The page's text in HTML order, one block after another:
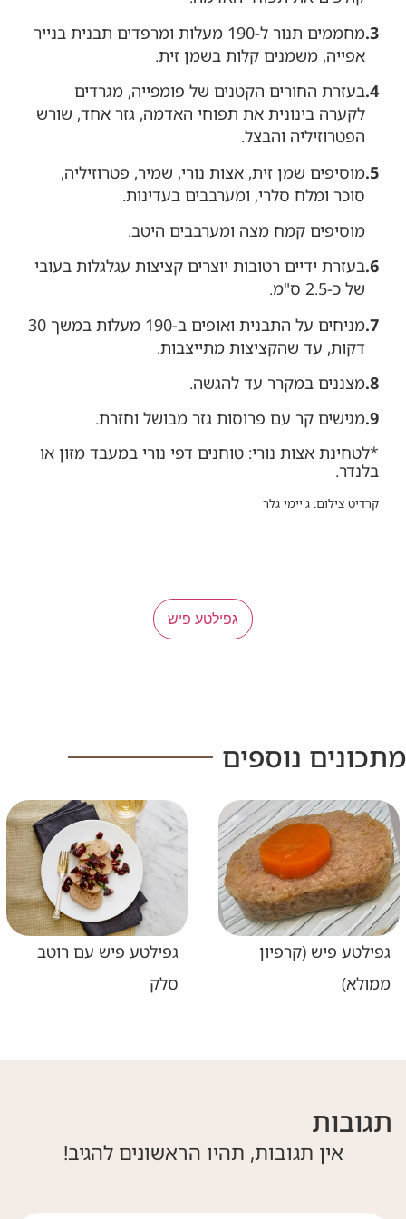
3.
מחממים תנור ל-190 מעלות ומרפדים תבנית בנייר
אפייה, משמנים קלות בשמן זית.
4. בעזרת החורים הקטנים של פומפייה, מגרדים
לקערה בינונית את תפוחי האדמה, גזר אחד, שורש
הפטרוזיליה והבצל.
5. מוסיפים שמן זית, אצות נורי, שמיר, פטרוזיליה,
סוכר ומלח סלרי, ומערבבים בעדינות.
מוסיפים קמח מצה ומערבבים היטב.
6. בעזרת ידיים רטובות יוצרים קציצות עגלגלות בעובי
של כ-2.5 ס"מ.
7.
מניחים על התבנית ואופים ב-190 מעלות במשך 30
דקות, עד שהקציצות מתייצבות.
8. מצננים במקרר עד להגשה.
9. מגישים קר עם פרוסות גזר מבושל וחזרת.
*לטחינת אצות נורי: טוחנים דפי נורי במעבד מזון או
בלנדר.
קרדיט צילום: ג'יימי גלר
גפילטע פיש
מתכונים נוספים
גפילטע פיש (קרפיון
ממולא)
גפילטע פיש עם רוטב
סלק
תגובות
אין תגובות, תהיו הראשונים להגיב!